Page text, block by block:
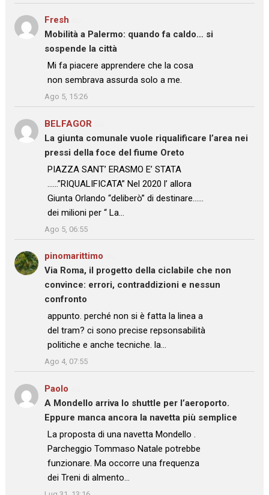
Fresh
Mobilità a Palermo: quando fa caldo… si
sospende la città
: “Mi fa piacere apprendere che la cosa
non sembrava assurda solo a me.
”
Ago 5, 15:26
BELFAGOR
La giunta comunale vuole riqualificare l’area nei
pressi della foce del fiume Oreto
: “
PIAZZA SANT’ ERASMO E’ STATA
……”RIQUALIFICATA” Nel 2020 l’ allora
Giunta Orlando “deliberò” di destinare……
dei milioni per “ La…
”
Ago 5, 06:55
pinomarittimo
Via Roma, il progetto della ciclabile che non
convince: errori, contraddizioni e nessun
confronto
: “
appunto. perché non si è fatta la linea a
del tram? ci sono precise repsonsabilità
politiche e anche tecniche. la…
”
Ago 4, 07:55
Paolo
A Mondello arriva lo shuttle per l’aeroporto.
Eppure manca ancora la navetta più semplice
: “La proposta di una navetta Mondello .
Parcheggio Tommaso Natale potrebbe
funzionare. Ma occorre una frequenza
dei Treni di almento…
”